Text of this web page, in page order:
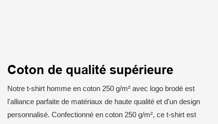
Coton de qualité supérieure
Notre t-shirt homme en coton 250 g/m² avec logo brodé est
l'alliance parfaite de matériaux de haute qualité et d'un design
personnalisé. Confectionné en coton 250 g/m², ce t-shirt est